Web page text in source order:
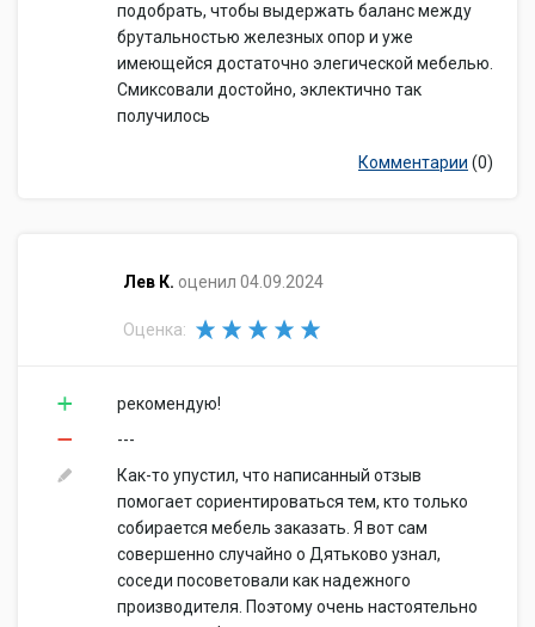
подобрать, чтобы выдержать баланс между
брутальностью железных опор и уже
имеющейся достаточно элегической мебелью.
Смиксовали достойно, эклектично так
получилось
Комментарии (0)
​Лев К. оценил 04.09.2024
Оценка:
рекомендую!
---
Как-то упустил, что написанный отзыв
помогает сориентироваться тем, кто только
собирается мебель заказать. Я вот сам
совершенно случайно о Дятьково узнал,
соседи посоветовали как надежного
производителя. Поэтому очень настоятельно